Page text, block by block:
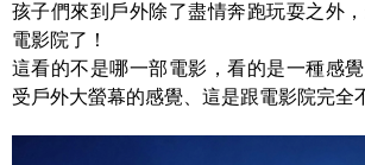
孩子們來到戶外除了盡情奔跑玩耍之外
電影院了！
這看的不是哪一部電影，看的是一種感
受戶外大螢幕的感覺、這是跟電影院完全